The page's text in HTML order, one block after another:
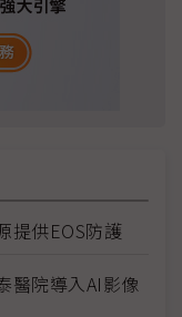
提供EOS防護
醫院導入AI影像